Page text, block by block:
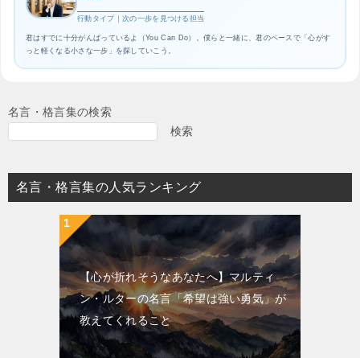
行動タイプ｜次の一歩を見つける担当
君はすでに十分がんばっているよ（You Can Do）。僕らと一緒に、君のペースで「心がす
っと軽くなる小さな一歩」を探していこう。
名言・格言集の検索
検索
名言・格言集の人気ランキング
【心が折れそうなあなたへ】マルティ
ン・ルターの名言「希望は強い勇気」が
教えてくれること